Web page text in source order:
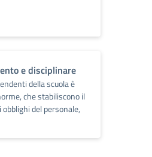
e disciplinare
della scuola è
che stabiliscono il
del personale,